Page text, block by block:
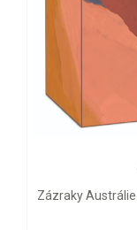
Zázraky